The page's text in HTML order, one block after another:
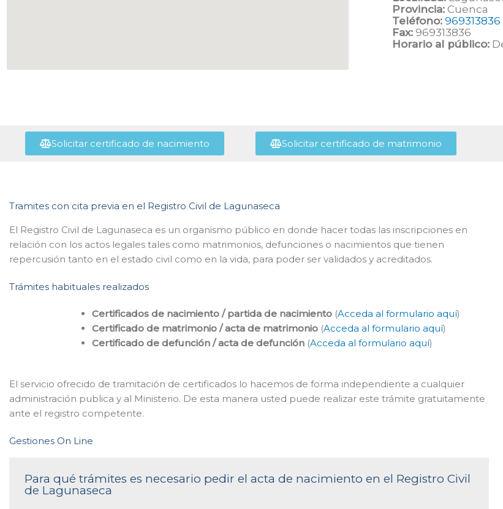
Provincia: Cuenca
Teléfono: 969313836
Fax: 969313836
Horario al público:
Solicitar certificado de nacimiento Solicitar certificado de matrimonio
Tramites con cita previa en el Registro Civil de Lagunaseca
El Registro Civil de Lagunaseca es un organismo público en donde hacer todas las inscripciones en
relación con los actos legales tales como matrimonios, defunciones o nacimientos que tienen
repercusión tanto en el estado civil como en la vida, para poder ser validados y acreditados.
Trámites habituales realizados
Certificados de nacimiento / partida de nacimiento (Acceda al formulario aquí)
Certificado de matrimonio / acta de matrimonio (Acceda al formulario aquí)
Certificado de defunción / acta de defunción (Acceda al formulario aquí)
El servicio ofrecido de tramitación de certificados lo hacemos de forma independiente a cualquier
administración publica y al Ministerio. De esta manera usted puede realizar este trámite gratuitamente
ante el registro competente.
Gestiones On Line
Para qué trámites es necesario pedir el acta de nacimiento en el Registro Civil
de Lagunaseca